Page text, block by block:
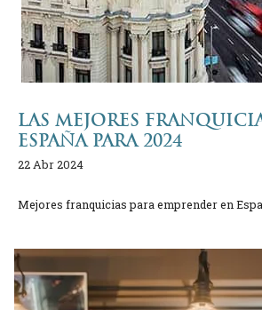
LAS MEJORES
ESPAÑA PARA 2024
22 Abr 2024
Mejores franquicias para emprender en